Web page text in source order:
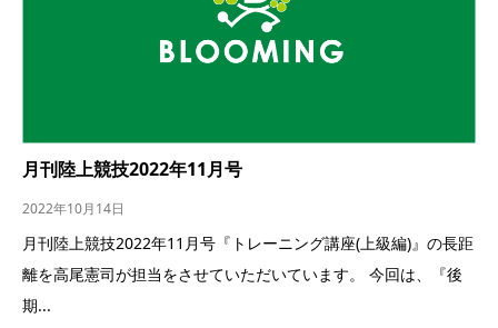
月刊陸上競技2022年11月号
2022年10月14日
月刊陸上競技2022年11月号『トレーニング講座(上級編)』の長距
離を高尾憲司が担当をさせていただいています。 今回は、『後
期...